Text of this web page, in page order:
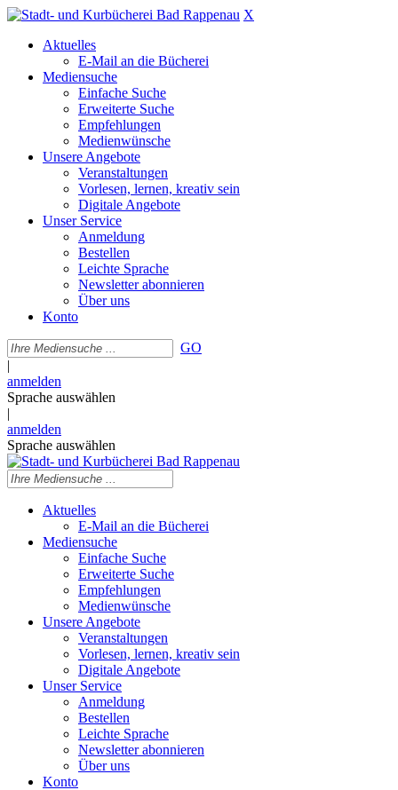
X
Aktuelles
E-Mail an die Bücherei
Mediensuche
Einfache Suche
Erweiterte Suche
Empfehlungen
Medienwünsche
Unsere Angebote
Veranstaltungen
Vorlesen, lernen, kreativ sein
Digitale Angebote
Unser Service
Anmeldung
Bestellen
Leichte Sprache
Newsletter abonnieren
Über uns
Konto
GO
|
anmelden
Sprache auswählen
|
anmelden
Sprache auswählen
Aktuelles
E-Mail an die Bücherei
Mediensuche
Einfache Suche
Erweiterte Suche
Empfehlungen
Medienwünsche
Unsere Angebote
Veranstaltungen
Vorlesen, lernen, kreativ sein
Digitale Angebote
Unser Service
Anmeldung
Bestellen
Leichte Sprache
Newsletter abonnieren
Über uns
Konto